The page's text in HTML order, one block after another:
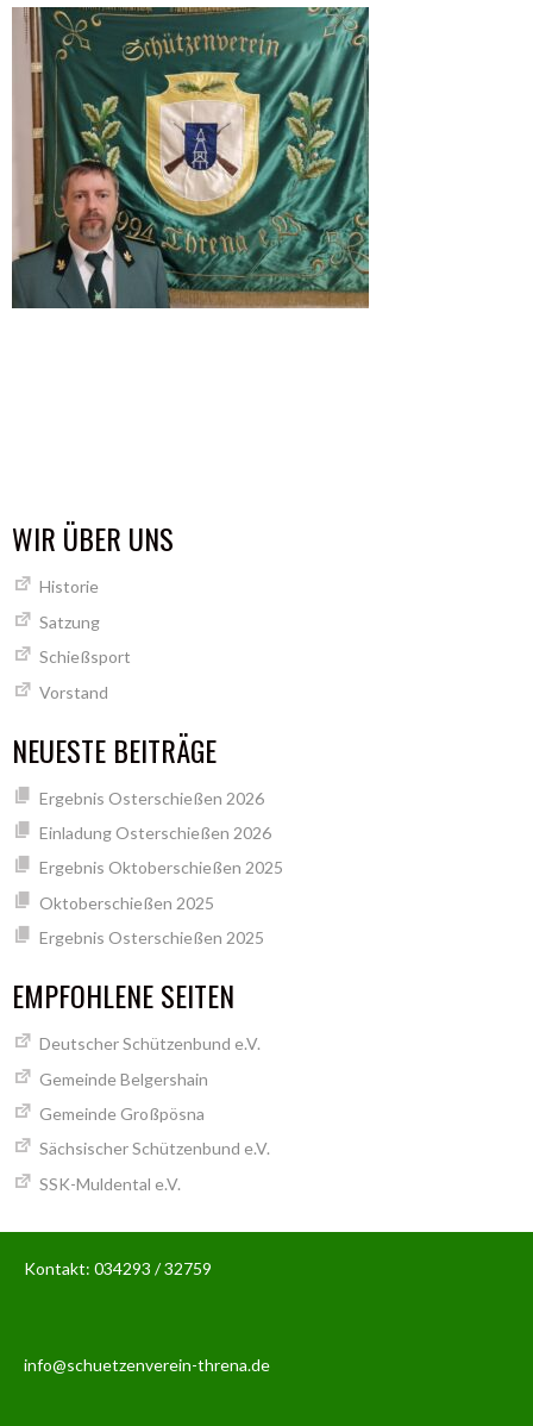
WIR ÜBER UNS
Historie
Satzung
Schießsport
Vorstand
NEUESTE BEITRÄGE
Ergebnis Osterschießen 2026
Einladung Osterschießen 2026
Ergebnis Oktoberschießen 2025
Oktoberschießen 2025
Ergebnis Osterschießen 2025
EMPFOHLENE SEITEN
Deutscher Schützenbund e.V.
Gemeinde Belgershain
Gemeinde Großpösna
Sächsischer Schützenbund e.V.
SSK-Muldental e.V.
Kontakt: 034293 / 32759
info@schuetzenverein-threna.de